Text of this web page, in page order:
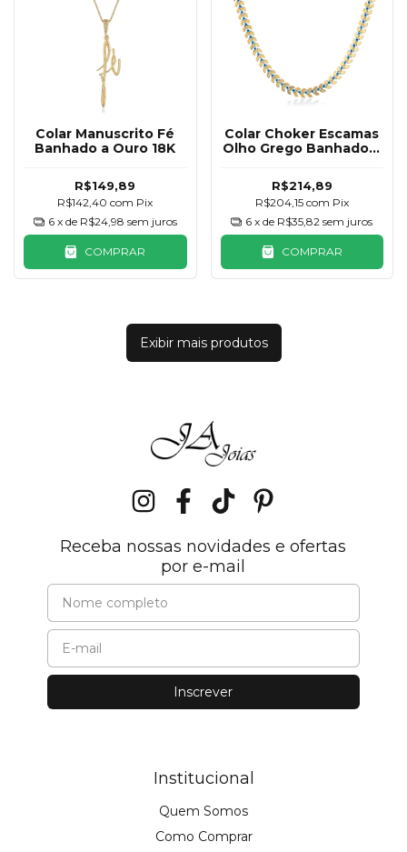
Colar Manuscrito Fé
Banhado a Ouro 18K
R$149,89
R$142,40com Pix
6 x de R$24,98 sem juros
COMPRAR
Colar Choker Escamas
Olho Grego Banhado a
R$214,89
R$204,15 com Pix
6 x de R$35,82 sem juros
COMPRAR
Exibir mais produtos
Receba nossas novidades e ofertas
por e-mail
Institucional
Quem Somos
Como Comprar